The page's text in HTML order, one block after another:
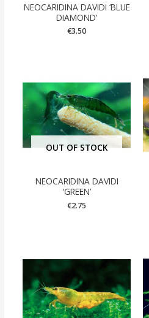
NEOCARIDINA DAVIDI ‘BLUE
DIAMOND’
€3.50
OUT OF STOCK
NEOCARIDINA DAVIDI
‘GREEN’
€2.75